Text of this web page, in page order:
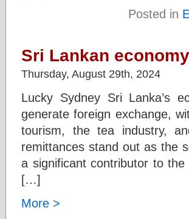
Posted in
Sri Lankan economy
Thursday, August 29th, 2024
Lucky Sydney Sri Lanka’s
generate foreign exchange,
tourism, the tea industry,
remittances stand out as the
a significant contributor to
[…]
More >